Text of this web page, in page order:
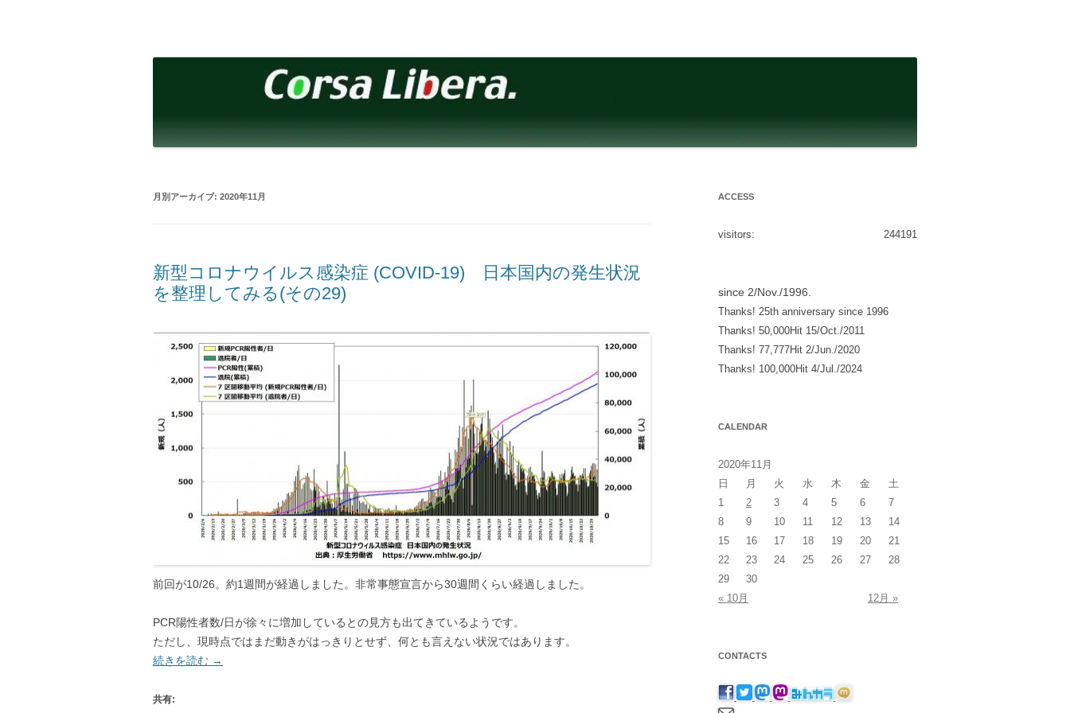
へ
月別アーカイブ: 2020年11月
新型コロナウイルス感染症 (COVID-19) 日本国内の発生状況
を整理してみる(その29)
前回が10/26。約1週間が経過しました。非常事態宣言から30週間くらい経過しました。
PCR陽性者数/日が徐々に増加しているとの見方も出てきているようです。
ただし、現時点ではまだ動きがはっきりとせず、何とも言えない状況ではあります。
続きを読む →
共有:
ACCESS
244191
visitors:
since 2/Nov./1996.
Thanks! 25th anniversary since 1996
Thanks! 50,000Hit 15/Oct./2011
Thanks! 77,777Hit 2/Jun./2020
Thanks! 100,000Hit 4/Jul./2024
CALENDAR
2020年11月
日
月 火 水 木 金
土
1
2 3 4 5 6
7
8
9 10 11 12 13
14
15
16 17 18 19 20
21
22
23 24 25 26 27
28
29
30
« 10月
12月 »
CONTACTS